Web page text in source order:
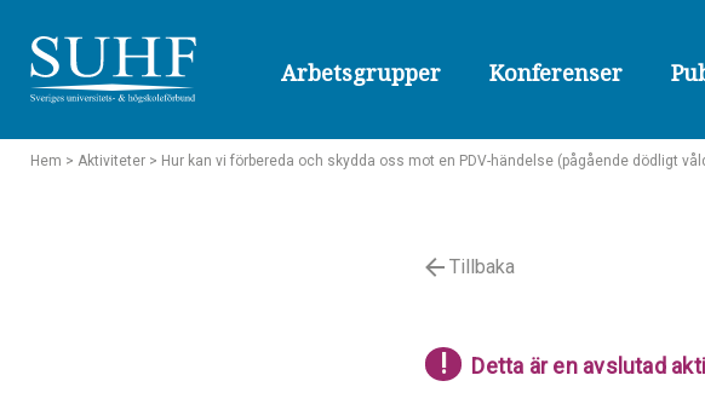
Arbetsgrupper Konferenser
Hem > Aktiviteter > Hur kan vi förbereda och skydda oss mot en PDV-händelse (pågående dödligt
Tillbaka
! Detta är en avslutad